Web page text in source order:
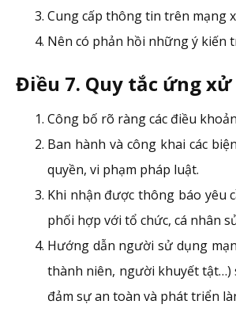
Cung cấp thông tin trên mạng
Nên có phản hồi những ý kiến
Điều 7. Quy tắc ứng xử
Công bố rõ ràng các điều
Ban hành và công khai các
quyền, vi phạm pháp luật.
Khi nhận được thông báo yêu
phối hợp với tổ chức, cá nhân
Hướng dẫn người sử dụng
thành niên, người khuyết tật…)
đảm sự an toàn và phát triển